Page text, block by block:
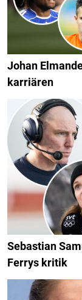
Johan
karriären
Sebastian
Ferrys kritik